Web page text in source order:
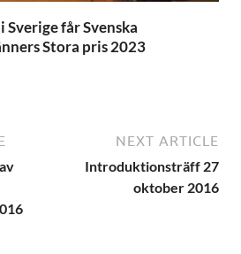
får Svenska
Stora pris 2023
NEXT ARTICLE
Introduktionsträff 27
oktober 2016